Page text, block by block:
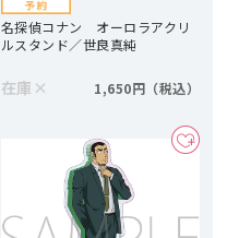
名探偵コナン オーロラアクリ
ルスタンド／世良真純
在庫 × 1,650円